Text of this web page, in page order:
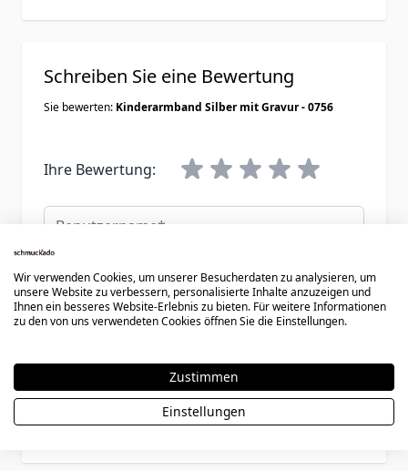
Schreiben Sie eine Bewertung
Sie bewerten: Kinderarmband Silber mit Gravur - 0756
Ihre Bewertung:
Benutzername
Bewertungen
Bewertung abschicken
Wir verwenden Cookies, um unserer Besucherdaten zu analysieren, um
unsere Website zu verbessern, personalisierte Inhalte anzuzeigen und
Ihnen ein besseres Website-Erlebnis zu bieten. Für weitere Informationen
zu den von uns verwendeten Cookies öffnen Sie die Einstellungen.
Zustimmen
Einstellungen